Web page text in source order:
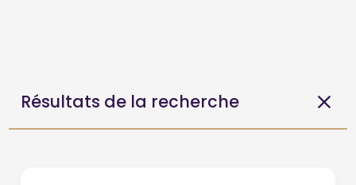
Résultats de la recherche